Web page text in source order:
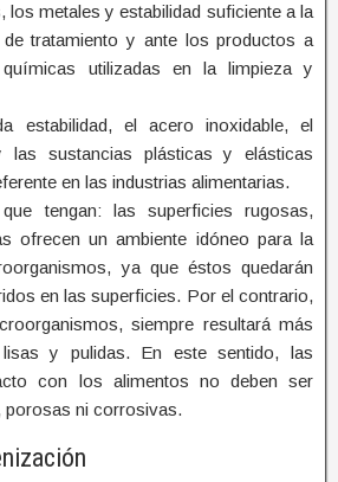
los metales y estabilidad suficiente a la
de tratamiento y ante los productos a
utilizadas en la limpieza y
estabilidad, el acero inoxidable, el
las sustancias plásticas y elásticas
en las industrias alimentarias.
tengan: las superficies rugosas,
ofrecen un ambiente idóneo para la
ya que éstos quedarán
en las superficies. Por el contrario,
siempre resultará más
y pulidas. En este sentido, las
con los alimentos no deben ser
ni corrosivas.